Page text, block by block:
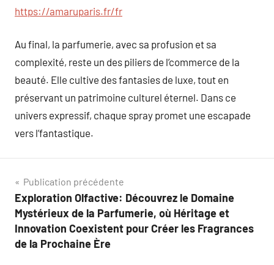
https://amaruparis.fr/fr
Au final, la parfumerie, avec sa profusion et sa
complexité, reste un des piliers de l’commerce de la
beauté. Elle cultive des fantasies de luxe, tout en
préservant un patrimoine culturel éternel. Dans ce
univers expressif, chaque spray promet une escapade
vers l’fantastique.
Navigation
de
l’article
Publication précédente
Exploration Olfactive: Découvrez le Domaine
Mystérieux de la Parfumerie, où Héritage et
Innovation Coexistent pour Créer les Fragrances
de la Prochaine Ère